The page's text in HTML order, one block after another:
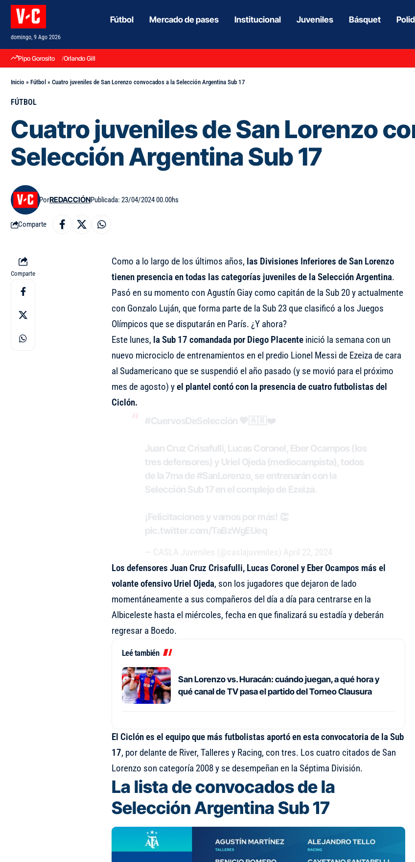
domingo, 9 Ago 2026
Fútbol Mercado de pases Institucional Juveniles Básquet
Pipo Gorosito Orlando Gill
Inicio » Fútbol » Cuatro juveniles de San Lorenzo convocados a la Selección Argentina Sub 17
FÚTBOL
Cuatro juveniles de San Lorenzo
Selección Argentina Sub 17
PorREDACCIÓNPublicada: 23/04/2024 00.00hs
Comparte
Comparte
Como a lo largo de los últimos años, las Divisiones Inferiores de San Lorenzo
tienen presencia en todas las categorías juveniles de la Selección Argentina.
Pasó en su momento con Agustín Giay como capitán de la Sub 20 y actualmente
con Gonzalo Luján, que forma parte de la Sub 23 que clasificó a los Juegos
Olímpicos que se disputarán en París. ¿Y ahora?
Este lunes, la Sub 17 comandada por Diego Placenteinició la semana con un
nuevo microciclo de entrenamientos en el predio Lionel Messi de Ezeiza de cara
al Sudamericano que se suspendió el año pasado (y se movió para el próximo
mes de agosto) yel plantel contó con la presencia de cuatro futbolistas del
Ciclón.
#CuervosDeSelección 💙🇦🇷❤️
Juan Cruz Crisafulli, Lucas Coronel, Eber Ocampos (los
tres defensores) y Uriel Ojeda (mediocampista), todos
de la 7ma de#SanLorenzo, se entrenarán con la
Selección Sub 17 en el complejo de Ezeiza.
¡Felicitaciones y vamos por más! 👏
pic.twitter.com/TaBzWgEUeq
— CASLA Juveniles (@caslajuveniles) April 22, 2024
Los defensores Juan Cruz Crisafulli, Lucas Coronel y Eber Ocampos más el
volante ofensivo Uriel Ojeda, son los jugadores que dejaron de lado
momentáneamente a sus compañeros del día a día para centrarse en la
Albiceleste hasta el miércoles, fecha en que finalizará su estadía y deberán
regresar a Boedo.
Leé también
San Lorenzo vs. Huracán: cuándo juegan, a qué hora y
qué canal de TV pasa el partido del Torneo Clausura
El Ciclón es el equipo que más futbolistas aportó en esta convocatoria de la Sub
17, por delante de River, Talleres y Racing, con tres. Los cuatro citados de San
Lorenzo son categoría 2008 y se desempeñan en la Séptima División.
La lista de convocados de la
Selección Argentina Sub 17